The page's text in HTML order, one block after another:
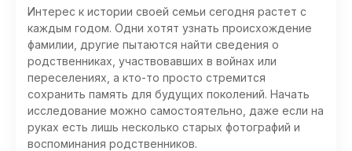
Интерес к истории своей семьи сегодня растет с
каждым годом. Одни хотят узнать происхождение
фамилии, другие пытаются найти сведения о
родственниках, участвовавших в войнах или
переселениях, а кто-то просто стремится
сохранить память для будущих поколений. Начать
исследование можно самостоятельно, даже если на
руках есть лишь несколько старых фотографий и
воспоминания родственников.